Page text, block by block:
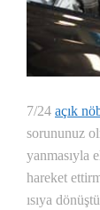
7/24 açık
sorununuz
yanmasıyla
hareket
ısıya